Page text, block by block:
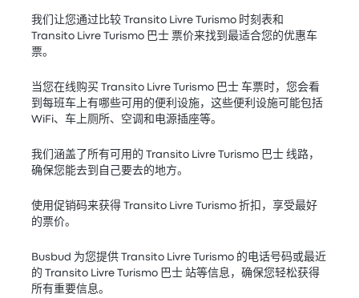
我们让您通过比较 Transito Livre Turismo 时刻表和
Transito Livre Turismo 巴士 票价来找到最适合您的优惠车
票。
当您在线购买 Transito Livre Turismo 巴士 车票时，您会看
到每班车上有哪些可用的便利设施，这些便利设施可能包括
WiFi、车上厕所、空调和电源插座等。
我们涵盖了所有可用的 Transito Livre Turismo 巴士 线路，
确保您能去到自己要去的地方。
使用促销码来获得 Transito Livre Turismo 折扣，享受最好
的票价。
Busbud 为您提供 Transito Livre Turismo 的电话号码或最近
的 Transito Livre Turismo 巴士 站等信息，确保您轻松获得
所有重要信息。